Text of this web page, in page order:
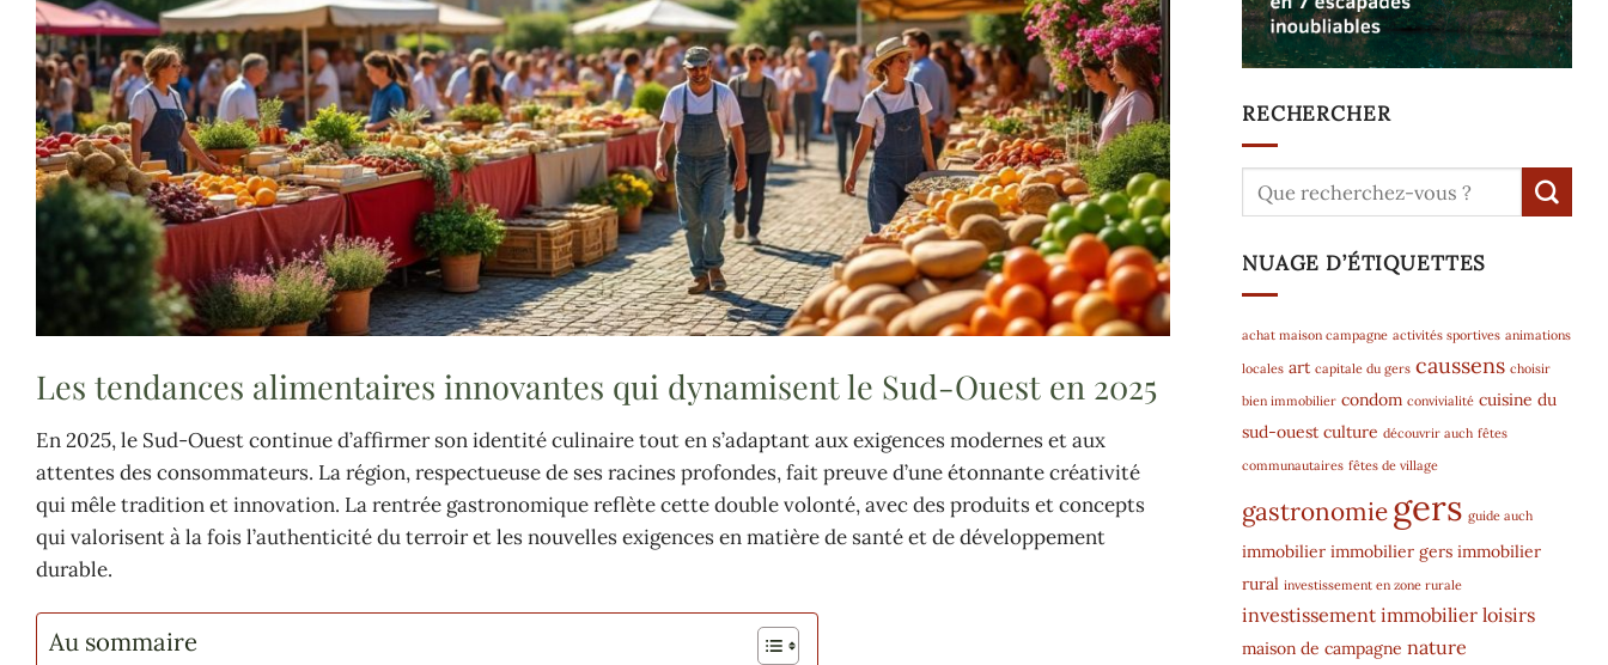
Les tendances alimentaires innovantes qui dynamisent le Sud-Ouest en 2025
En 2025, le Sud-Ouest continue d’affirmer son identité culinaire tout en s’adaptant aux exigences modernes et aux
attentes des consommateurs. La région, respectueuse de ses racines profondes, fait preuve d’une étonnante créativité
qui mêle tradition et innovation. La rentrée gastronomique reflète cette double volonté, avec des produits et concepts
qui valorisent à la fois l’authenticité du terroir et les nouvelles exigences en matière de santé et de développement
durable.
Au sommaire
RECHERCHER
NUAGE D’ÉTIQUETTES
achat maison campagne activités sportives animations
locales art capitale du gers caussens choisir
bien immobilier condom convivialité cuisine du
sud-ouest culture découvrir auch fêtes
communautaires fêtes de village
gastronomiegers guide auch
immobilier immobilier gers immobilier
rural investissement en zone rurale
investissement immobilier loisirs
maison de campagne nature